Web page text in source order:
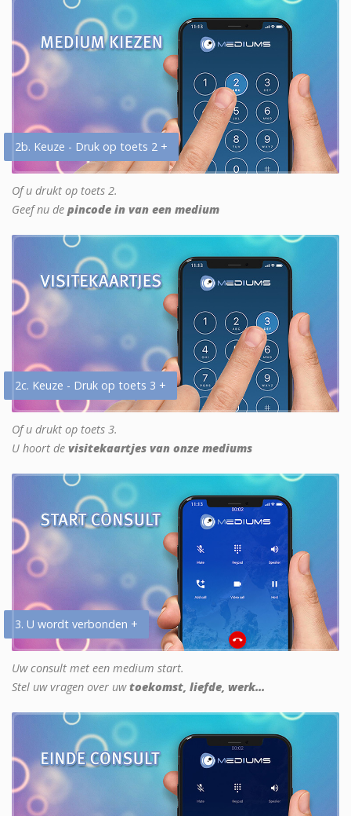
2b. Keuze - Druk op toets 2 +
Of u drukt op toets 2.
Geef nu de pincode in van een medium
2c. Keuze - Druk op toets 3 +
Of u drukt op toets 3.
U hoort de visitekaartjes van onze mediums
3. U wordt verbonden +
Uw consult met een medium start.
Stel uw vragen over uwtoekomst, liefde, werk...